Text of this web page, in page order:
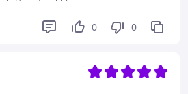
0 0